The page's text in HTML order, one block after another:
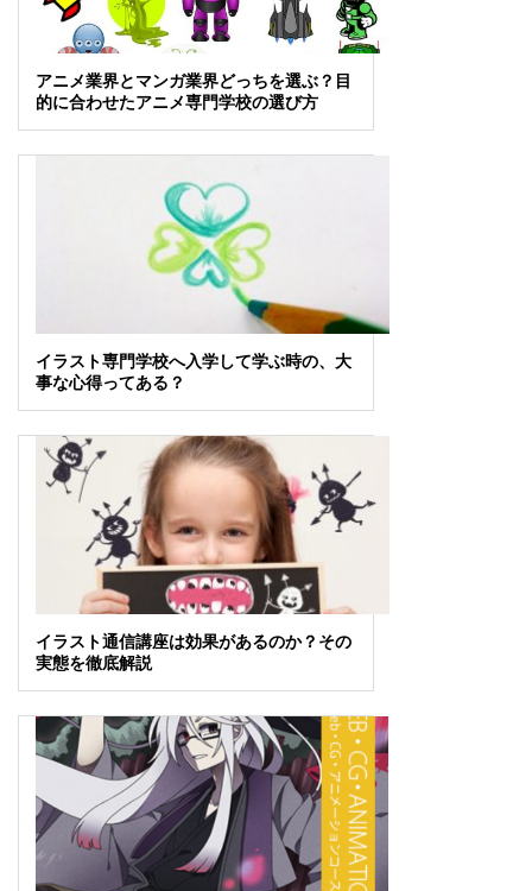
アニメ業界とマンガ業界どっちを選ぶ？目
的に合わせたアニメ専門学校の選び方
イラスト専門学校へ入学して学ぶ時の、大
事な心得ってある？
イラスト通信講座は効果があるのか？その
実態を徹底解説